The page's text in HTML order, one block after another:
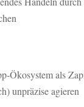
Ökosystem als
unpräzise agieren